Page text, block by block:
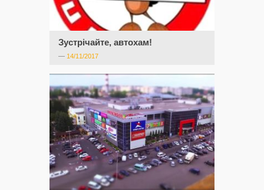
Зустрічайте, автохам!
— 14/11/2017